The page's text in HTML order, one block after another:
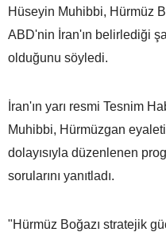
Hüseyin Muhibbi, Hürmüz
ABD'nin İran'ın belirlediği
olduğunu söyledi.
İran'ın yarı resmi Tesnim
Muhibbi, Hürmüzgan
dolayısıyla düzenlenen
sorularını yanıtladı.
"Hürmüz Boğazı stratejik